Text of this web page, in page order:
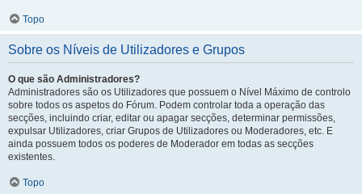
Topo
Sobre os Níveis de Utilizadores e Grupos
O que são Administradores?
Administradores são os Utilizadores que possuem o Nível Máximo de controlo
sobre todos os aspetos do Fórum. Podem controlar toda a operação das
secções, incluindo criar, editar ou apagar secções, determinar permissões,
expulsar Utilizadores, criar Grupos de Utilizadores ou Moderadores, etc. E
ainda possuem todos os poderes de Moderador em todas as secções
existentes.
Topo